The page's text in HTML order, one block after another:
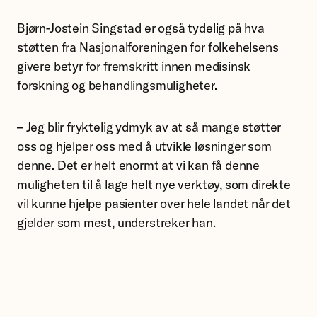
Bjørn-Jostein Singstad er også tydelig på hva
støtten fra Nasjonalforeningen for folkehelsens
givere betyr for fremskritt innen medisinsk
forskning og behandlingsmuligheter.
– Jeg blir fryktelig ydmyk av at så mange støtter
oss og hjelper oss med å utvikle løsninger som
denne. Det er helt enormt at vi kan få denne
muligheten til å lage helt nye verktøy, som direkte
vil kunne hjelpe pasienter over hele landet når det
gjelder som mest, understreker han.